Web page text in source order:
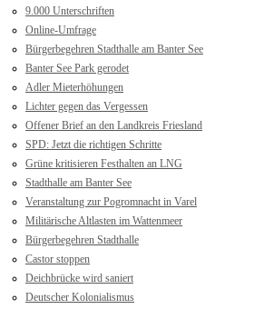
9.000 Unterschriften
Online-Umfrage
Bürgerbegehren Stadthalle am Banter See
Banter See Park gerodet
Adler Mieterhöhungen
Lichter gegen das Vergessen
Offener Brief an den Landkreis Friesland
SPD: Jetzt die richtigen Schritte
Grüne kritisieren Festhalten an LNG
Stadthalle am Banter See
Veranstaltung zur Pogromnacht in Varel
Militärische Altlasten im Wattenmeer
Bürgerbegehren Stadthalle
Castor stoppen
Deichbrücke wird saniert
Deutscher Kolonialismus